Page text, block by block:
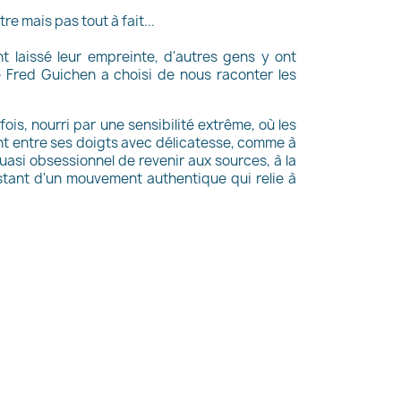
mais pas tout à fait...
laissé leur empreinte, d'autres gens y ont
Guichen a choisi de nous raconter les
nourri par une sensibilité extrême, où les
entre ses doigts avec délicatesse, comme à
obsessionnel de revenir aux sources, à la
d'un mouvement authentique qui relie à